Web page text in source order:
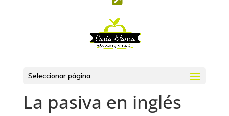
Seleccionar página
La pasiva en inglés